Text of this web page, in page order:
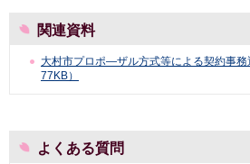
関連資料
大村市プロポ―ザル方式等による契約事
77KB）
よくある質問